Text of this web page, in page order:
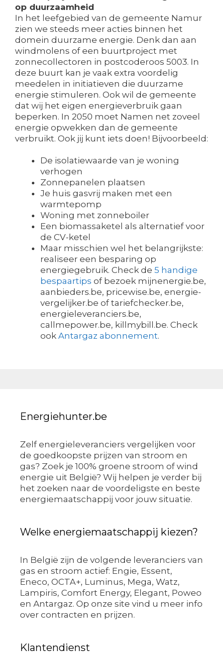
op duurzaamheid
In het leefgebied van de gemeente Namur
zien we steeds meer acties binnen het
domein duurzame energie. Denk dan aan
windmolens of een buurtproject met
zonnecollectoren in postcoderoos 5003. In
deze buurt kan je vaak extra voordelig
meedelen in initiatieven die duurzame
energie stimuleren. Ook wil de gemeente
dat wij het eigen energieverbruik gaan
beperken. In 2050 moet Namen net zoveel
energie opwekken dan de gemeente
verbruikt. Ook jij kunt iets doen! Bijvoorbeeld:
De isolatiewaarde van je woning
verhogen
Zonnepanelen plaatsen
Je huis gasvrij maken met een
warmtepomp
Woning met zonneboiler
Een biomassaketel als alternatief voor
de CV-ketel
Maar misschien wel het belangrijkste:
realiseer een besparing op
energiegebruik. Check de 5 handige
bespaartips of bezoek mijnenergie.be,
aanbieders.be, pricewise.be, energie-
vergelijker.be of tariefchecker.be,
energieleveranciers.be,
callmepower.be, killmybill.be. Check
ook Antargaz abonnement.
Energiehunter.be
Zelf energieleveranciers vergelijken voor
de goedkoopste prijzen van stroom en
gas? Zoek je 100% groene stroom of wind
energie uit België? Wij helpen je verder bij
het zoeken naar de voordeligste en beste
energiemaatschappij voor jouw situatie.
Welke energiemaatschappij kiezen?
In België zijn de volgende leveranciers van
gas en stroom actief: Engie, Essent,
Eneco, OCTA+, Luminus, Mega, Watz,
Lampiris, Comfort Energy, Elegant, Poweo
en Antargaz. Op onze site vind u meer info
over contracten en prijzen.
Klantendienst